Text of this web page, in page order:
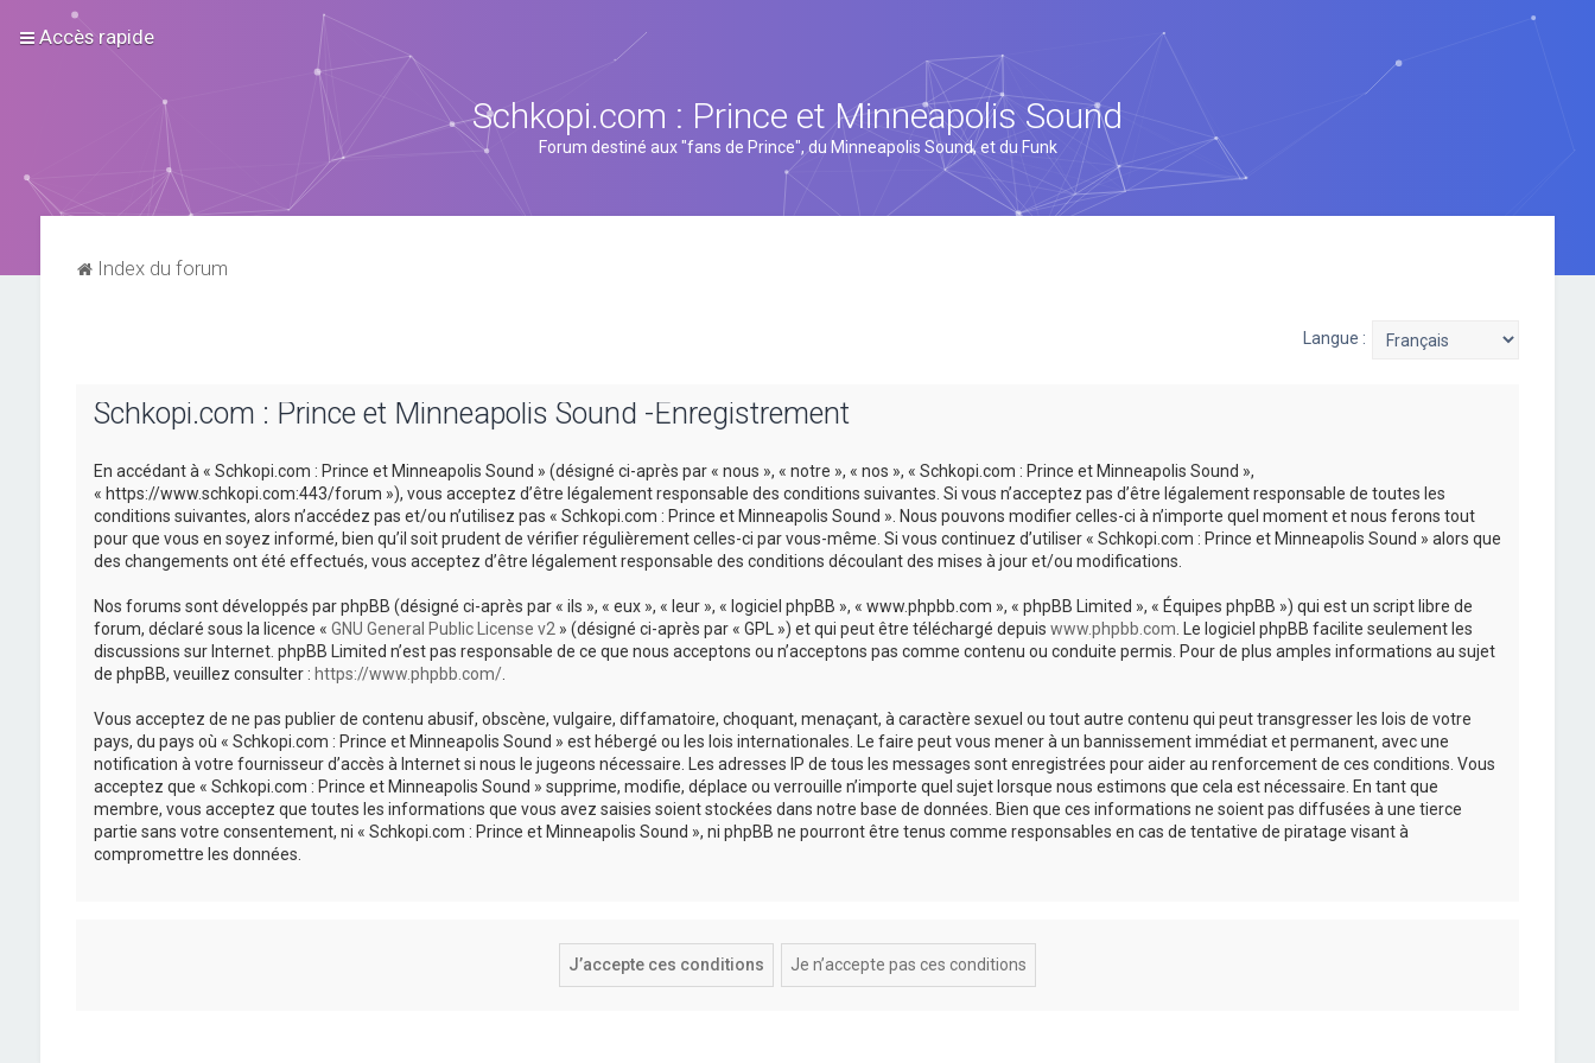
Accès rapide
Schkopi.com : Prince et Minneapolis Sound
Forum destiné aux "fans de Prince", du Minneapolis Sound, et du Funk
Index du forum
Langue :
Schkopi.com : Prince et Minneapolis Sound -Enregistrement
En accédant à « Schkopi.com : Prince et Minneapolis Sound » (désigné ci-après par « nous », « notre », « nos », « Schkopi.com : Prince et Minneapolis Sound »,
« https://www.schkopi.com:443/forum »), vous acceptez d’être légalement responsable des conditions suivantes. Si vous n’acceptez pas d’être légalement responsable de toutes les
conditions suivantes, alors n’accédez pas et/ou n’utilisez pas « Schkopi.com : Prince et Minneapolis Sound ». Nous pouvons modifier celles-ci à n’importe quel moment et nous ferons tout
pour que vous en soyez informé, bien qu’il soit prudent de vérifier régulièrement celles-ci par vous-même. Si vous continuez d’utiliser « Schkopi.com : Prince et Minneapolis Sound » alors que
des changements ont été effectués, vous acceptez d’être légalement responsable des conditions découlant des mises à jour et/ou modifications.
Nos forums sont développés par phpBB (désigné ci-après par « ils », « eux », « leur », « logiciel phpBB », « www.phpbb.com », « phpBB Limited », « Équipes phpBB ») qui est un script libre de
forum, déclaré sous la licence « GNU General Public License v2 » (désigné ci-après par « GPL ») et qui peut être téléchargé depuis www.phpbb.com . Le logiciel phpBB facilite seulement les
discussions sur Internet. phpBB Limited n’est pas responsable de ce que nous acceptons ou n’acceptons pas comme contenu ou conduite permis. Pour de plus amples informations au sujet
de phpBB, veuillez consulter : https://www.phpbb.com/.
Vous acceptez de ne pas publier de contenu abusif, obscène, vulgaire, diffamatoire, choquant, menaçant, à caractère sexuel ou tout autre contenu qui peut transgresser les lois de votre
pays, du pays où « Schkopi.com : Prince et Minneapolis Sound » est hébergé ou les lois internationales. Le faire peut vous mener à un bannissement immédiat et permanent, avec une
notification à votre fournisseur d’accès à Internet si nous le jugeons nécessaire. Les adresses IP de tous les messages sont enregistrées pour aider au renforcement de ces conditions. Vous
acceptez que « Schkopi.com : Prince et Minneapolis Sound » supprime, modifie, déplace ou verrouille n’importe quel sujet lorsque nous estimons que cela est nécessaire. En tant que
membre, vous acceptez que toutes les informations que vous avez saisies soient stockées dans notre base de données. Bien que ces informations ne soient pas diffusées à une tierce
partie sans votre consentement, ni « Schkopi.com : Prince et Minneapolis Sound », ni phpBB ne pourront être tenus comme responsables en cas de tentative de piratage visant à
compromettre les données.